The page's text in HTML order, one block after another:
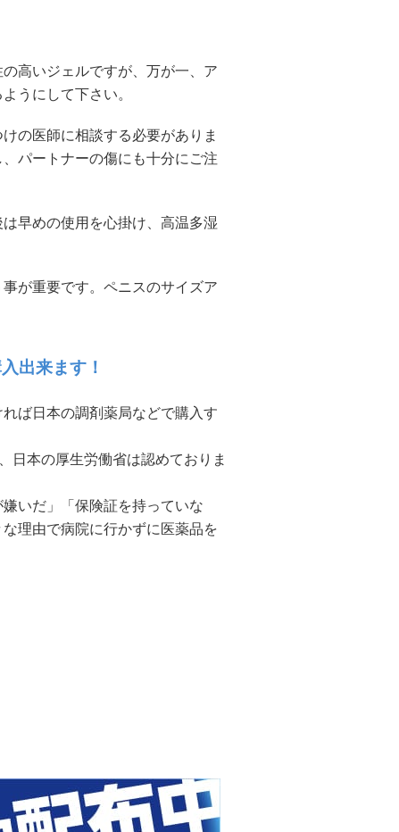
高いジェルですが、万が一、ア
うにして下さい。
の医師に相談する必要がありま
パートナーの傷にも十分にご注
早めの使用を心掛け、高温多湿
が重要です。ペニスのサイズア
出来ます！
ば日本の調剤薬局などで購入す
日本の厚生労働省は認めておりま
いだ」「保険証を持っていな
理由で病院に行かずに医薬品を